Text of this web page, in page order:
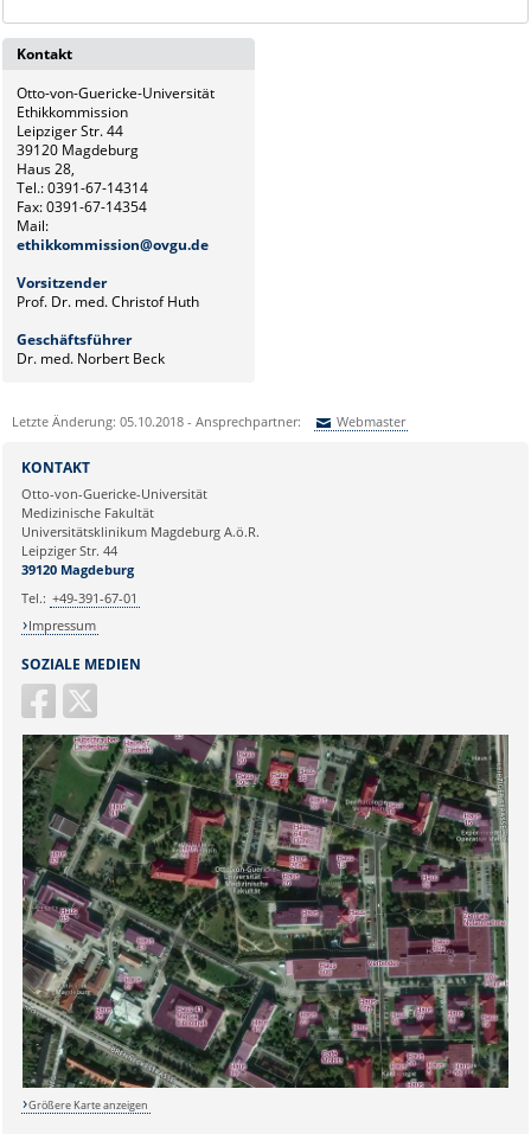
Kontakt
Otto-von-Guericke-Universität
Ethikkommission
Leipziger Str. 44
39120 Magdeburg
Haus 28,
Tel.:0391-67-14314
Fax: 0391-67-14354
Mail:
ethikkommission@ovgu.de
Vorsitzender
Prof. Dr. med. Christof Huth
Geschäftsführer
Dr. med. Norbert Beck
Letzte Änderung: 05.10.2018 - Ansprechpartner: Webmaster
Ihre E-Mailadresse:
Ihr Anliegen:
SOZIALE MEDIEN
KONTAKT
Otto-von-Guericke-Universität
Medizinische Fakultät
Universitätsklinikum Magdeburg A.ö.R.
Leipziger Str. 44
39120 Magdeburg
Tel.: +49-391-67-01
Impressum
Größere Karte anzeigen